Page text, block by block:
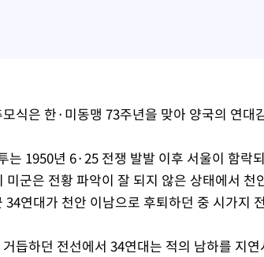
식은 한·미동맹 73주년을 맞아 양국의 연대
는 1950년 6·25 전쟁 발발 이후 서울이 함락
미군은 전황 파악이 잘 되지 않은 상태에서
34연대가 천안 이남으로 후퇴하던 중 시가지
듭하던 전선에서 34연대는 적의 남하를 지